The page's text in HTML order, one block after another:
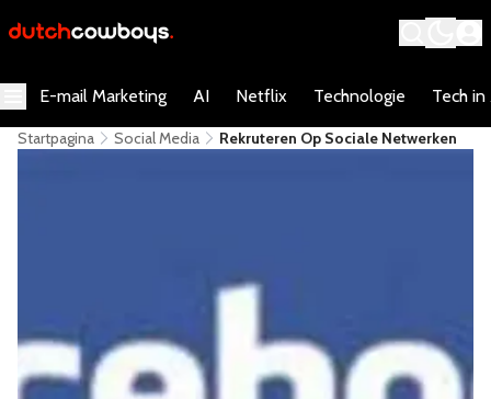
E-mail Marketing AI Netflix Technologie Tech in
Startpagina Social Media Rekruteren Op Sociale Netwerken